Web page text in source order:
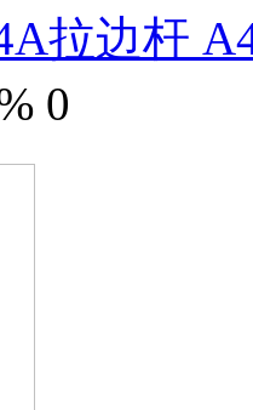
拉边杆
0